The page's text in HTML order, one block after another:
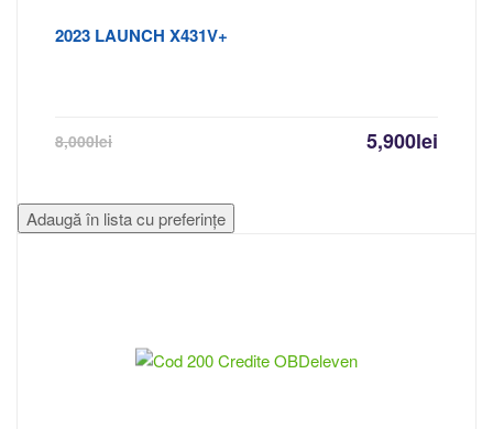
2023 LAUNCH X431V+
8,000lei 5,900lei
Adaugă în lista cu preferințe